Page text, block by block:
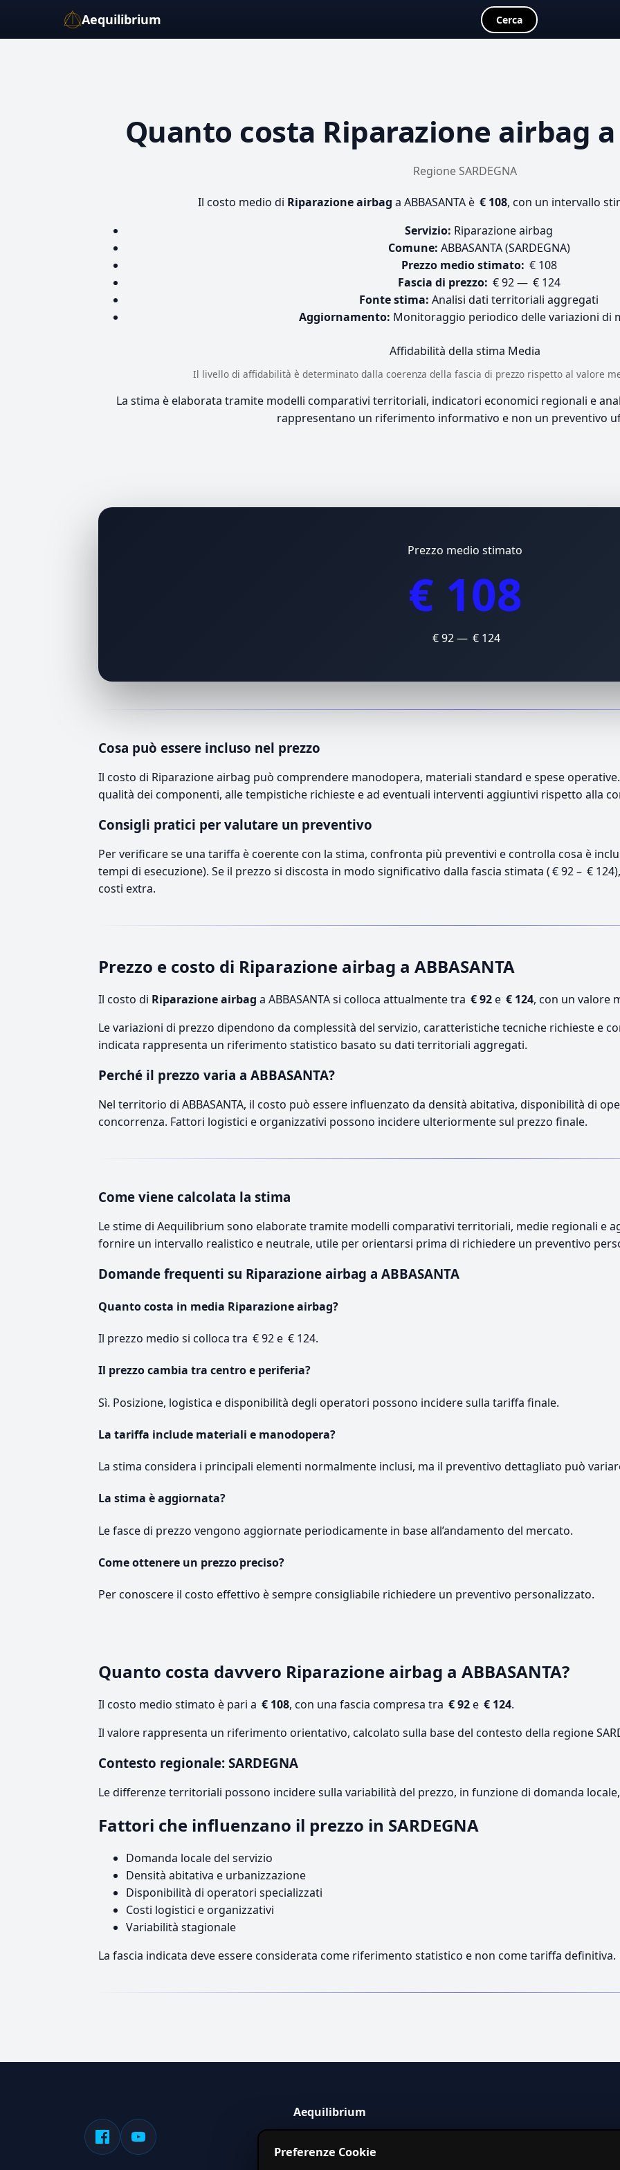
Aequilibrium Cerca
Quanto costa Riparazione airbag
Regione SARDEGNA
Il costo medio di Riparazione airbag a ABBASANTA è € 108, con un intervallo
Servizio: Riparazione airbag
Comune: ABBASANTA (SARDEGNA)
Prezzo medio stimato: € 108
Fascia di prezzo: € 92 — € 124
Fonte stima: Analisi dati territoriali aggregati
Aggiornamento: Monitoraggio periodico delle variazioni di
Affidabilità della stima Media
Il livello di affidabilità è determinato dalla coerenza della fascia di prezzo rispetto al valore
La stima è elaborata tramite modelli comparativi territoriali, indicatori economici regionali e
rappresentano un riferimento informativo e non un preventivo
Prezzo medio stimato
€ 108
€ 92 — € 124
Cosa può essere incluso nel prezzo
Il costo di Riparazione airbag può comprendere manodopera, materiali standard e spese
qualità dei componenti, alle tempistiche richieste e ad eventuali interventi aggiuntivi rispetto alla
Consigli pratici per valutare un preventivo
Per verificare se una tariffa è coerente con la stima, confronta più preventivi e controlla cosa è
tempi di esecuzione). Se il prezzo si discosta in modo significativo dalla fascia stimata ( € 92 – €
costi extra.
Prezzo e costo di Riparazione airbag a ABBASANTA
Il costo di Riparazione airbag a ABBASANTA si colloca attualmente tra € 92e € 124, con un valore
Le variazioni di prezzo dipendono da complessità del servizio, caratteristiche tecniche richieste e
indicata rappresenta un riferimento statistico basato su dati territoriali aggregati.
Perché il prezzo varia a ABBASANTA?
Nel territorio di ABBASANTA, il costo può essere influenzato da densità abitativa, disponibilità di
concorrenza. Fattori logistici e organizzativi possono incidere ulteriormente sul prezzo finale.
Come viene calcolata la stima
Le stime di Aequilibrium sono elaborate tramite modelli comparativi territoriali, medie regionali e
fornire un intervallo realistico e neutrale, utile per orientarsi prima di richiedere un preventivo
Domande frequenti su Riparazione airbag a ABBASANTA
Quanto costa in media Riparazione airbag?
Il prezzo medio si colloca tra € 92 e € 124.
Il prezzo cambia tra centro e periferia?
Sì. Posizione, logistica e disponibilità degli operatori possono incidere sulla tariffa finale.
La tariffa include materiali e manodopera?
La stima considera i principali elementi normalmente inclusi, ma il preventivo dettagliato può
La stima è aggiornata?
Le fasce di prezzo vengono aggiornate periodicamente in base all’andamento del mercato.
Come ottenere un prezzo preciso?
Per conoscere il costo effettivo è sempre consigliabile richiedere un preventivo personalizzato.
Quanto costa davvero Riparazione airbag a ABBASANTA?
Il costo medio stimato è pari a € 108, con una fascia compresa tra € 92e € 124.
Il valore rappresenta un riferimento orientativo, calcolato sulla base del contesto della regione
Contesto regionale: SARDEGNA
Le differenze territoriali possono incidere sulla variabilità del prezzo, in funzione di domanda
Fattori che influenzano il prezzo in SARDEGNA
Domanda locale del servizio
Densità abitativa e urbanizzazione
Disponibilità di operatori specializzati
Costi logistici e organizzativi
Variabilità stagionale
La fascia indicata deve essere considerata come riferimento statistico e non come tariffa definitiva.
Aequilibrium
servizi in Italia.
Preferenze Cookie